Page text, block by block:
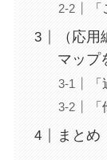
（応
マップ
まとめ